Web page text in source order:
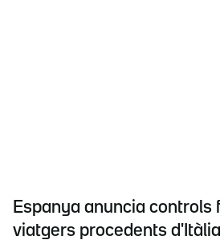
Espanya anuncia controls
viatgers procedents